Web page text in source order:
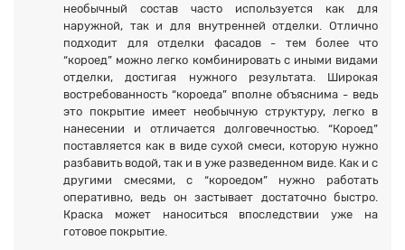
необычный состав часто используется как для
наружной, так и для внутренней отделки. Отлично
подходит для отделки фасадов - тем более что
“короед” можно легко комбинировать с иными видами
отделки, достигая нужного результата. Широкая
востребованность “короеда” вполне объяснима - ведь
это покрытие имеет необычную структуру, легко в
нанесении и отличается долговечностью. “Короед”
поставляется как в виде сухой смеси, которую нужно
разбавить водой, так и в уже разведенном виде. Как и с
другими смесями, с “короедом” нужно работать
оперативно, ведь он застывает достаточно быстро.
Краска может наноситься впоследствии уже на
готовое покрытие.